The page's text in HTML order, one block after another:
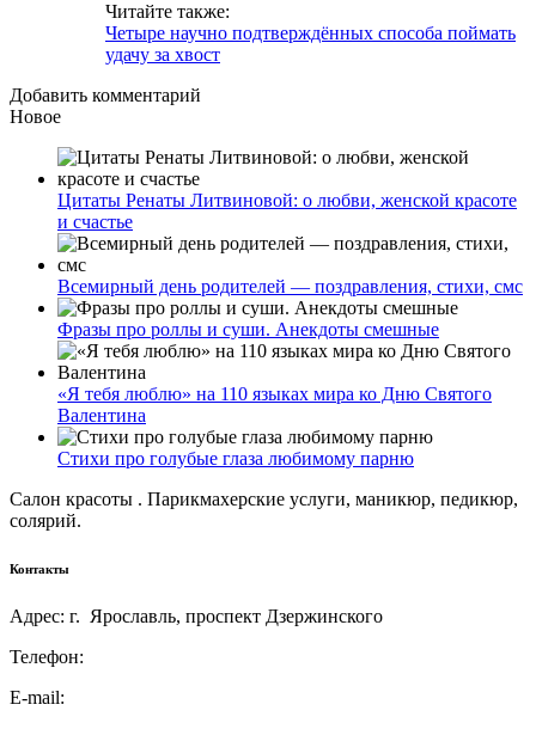
Читайте также:
Четыре научно подтверждённых способа поймать
удачу за хвост
Добавить комментарий
Новое
Цитаты Ренаты Литвиновой: о любви, женской красоте
и счастье
Всемирный день родителей — поздравления, стихи, смс
Фразы про роллы и суши. Анекдоты смешные
«Я тебя люблю» на 110 языках мира ко Дню Святого
Валентина
Стихи про голубые глаза любимому парню
Салон красоты . Парикмахерские услуги, маникюр, педикюр,
солярий.
Контакты
Адрес: г. Ярославль, проспект Дзержинского
Телефон:
E-mail: